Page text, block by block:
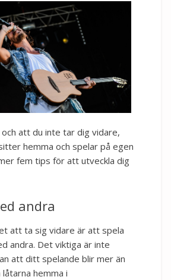
att du inte tar dig vidare,
hemma och spelar på egen
fem tips för att utveckla dig
andra
att ta sig vidare är att spela
andra. Det viktiga är inte
att ditt spelande blir mer än
hemma i